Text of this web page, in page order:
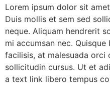
Lorem ipsum dolor sit
Duis mollis et sem sed
neque. Aliquam hendrerit
mi accumsan nec.
facilisis, at malesuada orci
sollicitudin cursus. Ut et
a text link libero tempus